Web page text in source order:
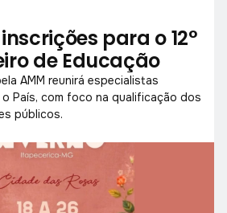
para o 12°
de Educação
AMM reunirá especialistas
País, com foco na qualificação dos
públicos.